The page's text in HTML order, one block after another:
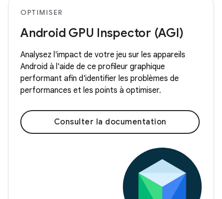
OPTIMISER
Android GPU Inspector (AGI)
Analysez l'impact de votre jeu sur les appareils
Android à l'aide de ce profileur graphique
performant afin d'identifier les problèmes de
performances et les points à optimiser.
Consulter la documentation